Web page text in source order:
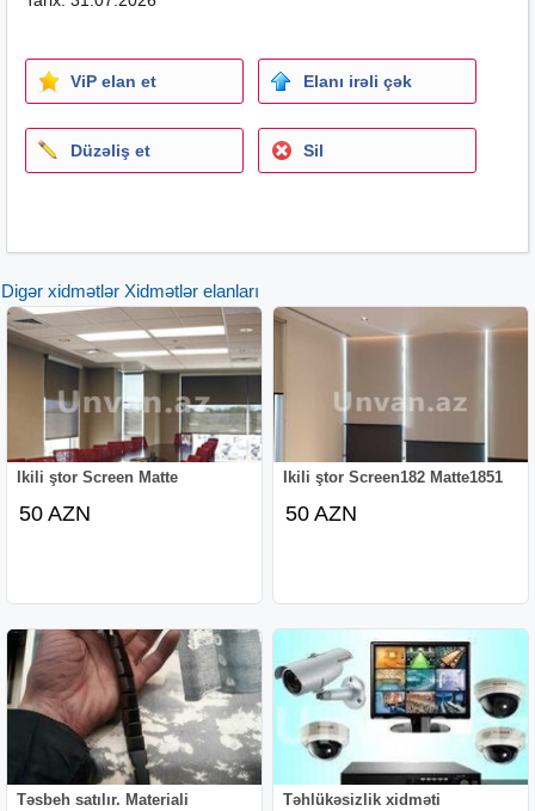
ViP elan et Elanı irəli çək
Düzəliş et Sil
Digər xidmətlər Xidmətlər elanları
Ikili ştor Screen Matte
50 AZN
Ikili ştor Screen182 Matte1851
50 AZN
Təsbeh satılır. Materiali
Təhlükəsizlik xidməti